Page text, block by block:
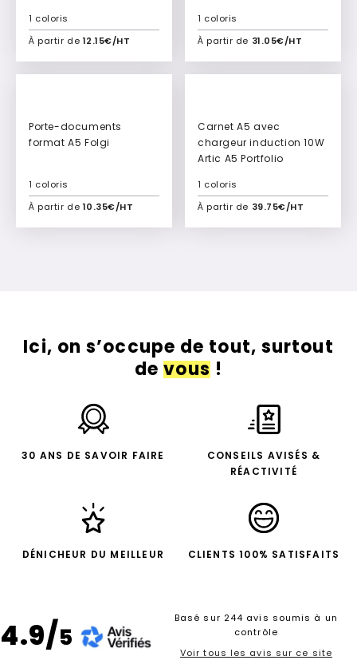
À partir de 12.15€/HT
1 coloris
Ajouter à mon devis
À partir de 31.05€/HT
1 coloris
Ajouter à mon devis
Porte-documents
format A5 Folgi
À partir de 10.35€/HT
1 coloris
Ajouter à mon devis
Carnet A5 avec
chargeur induction 10W
Artic A5 Portfolio
À partir de 39.75€/HT
1 coloris
Ajouter à mon devis
Ici, on s’occupe de tout, surtout
devous!
30 ANS DE SAVOIR FAIRE
CONSEILS AVISÉS &
RÉACTIVITÉ
DÉNICHEUR DU MEILLEUR CLIENTS 100% SATISFAITS
4.9/5
Basé sur 244 avis soumis à un
contrôle
Voir tous les avis sur ce site